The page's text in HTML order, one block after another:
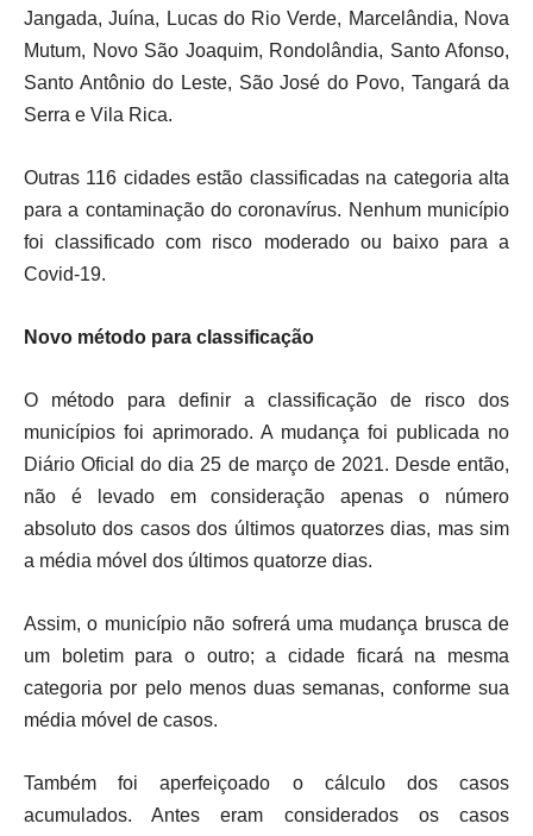
Jangada, Juína, Lucas do Rio Verde, Marcelândia, Nova
Mutum, Novo São Joaquim, Rondolândia, Santo Afonso,
Santo Antônio do Leste, São José do Povo, Tangará da
Serra e Vila Rica.
Outras 116 cidades estão classificadas na categoria alta
para a contaminação do coronavírus. Nenhum município
foi classificado com risco moderado ou baixo para a
Covid-19.
Novo método para classificação
O método para definir a classificação de risco dos
municípios foi aprimorado. A mudança foi publicada no
Diário Oficial do dia 25 de março de 2021. Desde então,
não é levado em consideração apenas o número
absoluto dos casos dos últimos quatorzes dias, mas sim
a média móvel dos últimos quatorze dias.
Assim, o município não sofrerá uma mudança brusca de
um boletim para o outro; a cidade ficará na mesma
categoria por pelo menos duas semanas, conforme sua
média móvel de casos.
Também foi aperfeiçoado o cálculo dos casos
acumulados. Antes eram considerados os casos